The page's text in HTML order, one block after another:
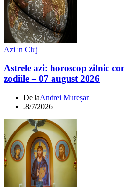
Azi in Cluj
Astrele azi: horoscop zilnic
zodiile – 07 august 2026
De laAndrei Mureșan
.8/7/2026